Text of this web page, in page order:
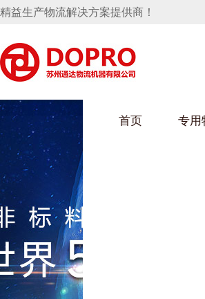
精益生产物流解决方案提供商！
首页 专用
葫芦娃下载最污架
保险杠料架
冲压件料架
仪表盘料架
架
消声器料架
车
桶水箱支架
行业
行业